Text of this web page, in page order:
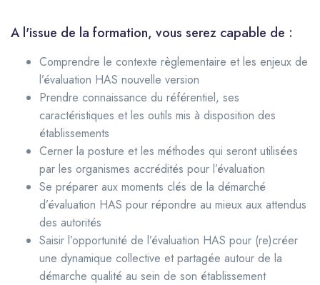
A l'issue de la formation, vous serez capable de :
Comprendre le contexte règlementaire et les enjeux de
l’évaluation HAS nouvelle version
Prendre connaissance du référentiel, ses
caractéristiques et les outils mis à disposition des
établissements
Cerner la posture et les méthodes qui seront utilisées
par les organismes accrédités pour l’évaluation
Se préparer aux moments clés de la démarché
d’évaluation HAS pour répondre au mieux aux attendus
des autorités
Saisir l’opportunité de l’évaluation HAS pour (re)créer
une dynamique collective et partagée autour de la
démarche qualité au sein de son établissement